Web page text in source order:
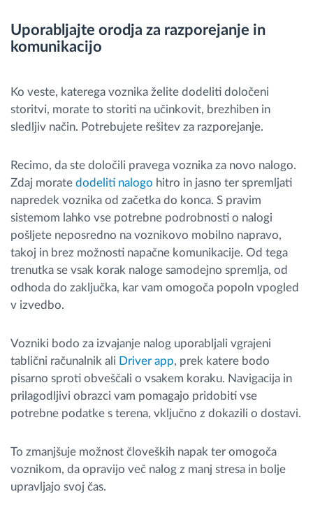
Uporabljajte orodja za razporejanje in
komunikacijo
Ko veste, katerega voznika želite dodeliti določeni
storitvi, morate to storiti na učinkovit, brezhiben in
sledljiv način. Potrebujete rešitev za razporejanje.
Recimo, da ste določili pravega voznika za novo nalogo.
Zdaj morate dodeliti nalogo hitro in jasno ter spremljati
napredek voznika od začetka do konca. S pravim
sistemom lahko vse potrebne podrobnosti o nalogi
pošljete neposredno na voznikovo mobilno napravo,
takoj in brez možnosti napačne komunikacije. Od tega
trenutka se vsak korak naloge samodejno spremlja, od
odhoda do zaključka, kar vam omogoča popoln vpogled
v izvedbo.
Vozniki bodo za izvajanje nalog uporabljali vgrajeni
tablični računalnik ali Driver app, prek katere bodo
pisarno sproti obveščali o vsakem koraku. Navigacija in
prilagodljivi obrazci vam pomagajo pridobiti vse
potrebne podatke s terena, vključno z dokazili o dostavi.
To zmanjšuje možnost človeških napak ter omogoča
voznikom, da opravijo več nalog z manj stresa in bolje
upravljajo svoj čas.